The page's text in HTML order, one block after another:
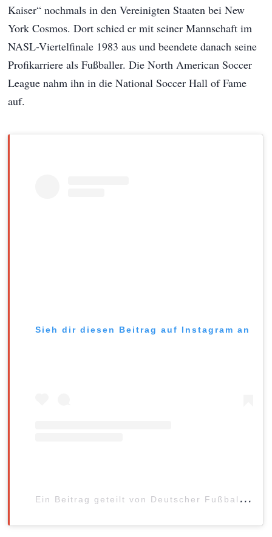
Kaiser“ nochmals in den Vereinigten Staaten bei New
York Cosmos. Dort schied er mit seiner Mannschaft im
NASL-Viertelfinale 1983 aus und beendete danach seine
Profikarriere als Fußballer. Die North American Soccer
League nahm ihn in die National Soccer Hall of Fame
auf.
Sieh dir diesen Beitrag auf Instagram an
E
in Beitrag geteilt von Deutscher Fußball-Bund (@dfb)